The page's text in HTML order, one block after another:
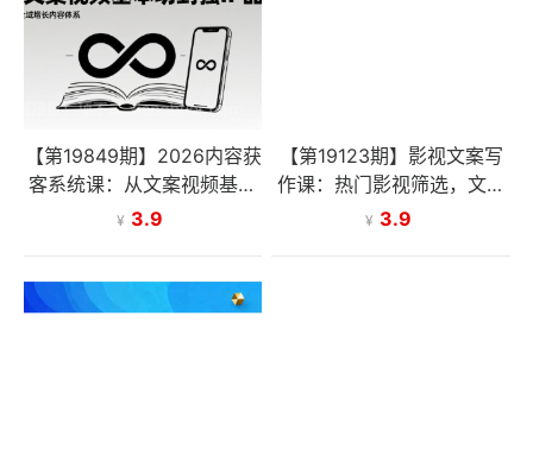
【第19849期】2026内容获
客系统课：从文案视频基本
功到强IP品牌，构建全域增
¥ 3.9
【第19123期】影视文案写
作课：热门影视筛选，文案
创作全流程，解锁流量密码
¥ 3.9